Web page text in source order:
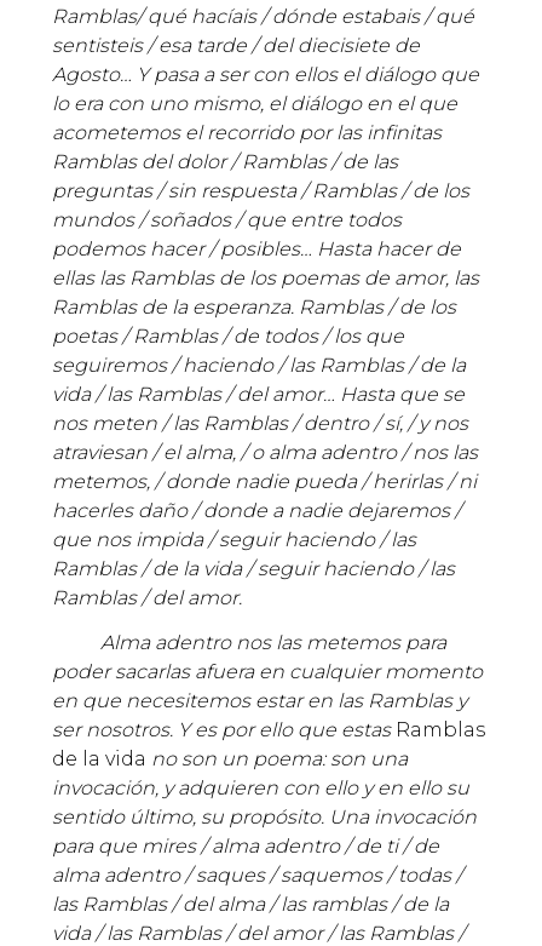
Ramblas/ qué hacíais / dónde estabais / qué
sentisteis / esa tarde / del diecisiete de
Agosto… Y pasa a ser con ellos el diálogo que
lo era con uno mismo, el diálogo en el que
acometemos el recorrido por las infinitas
Ramblas del dolor / Ramblas / de las
preguntas / sin respuesta / Ramblas / de los
mundos / soñados / que entre todos
podemos hacer / posibles… Hasta hacer de
ellas las Ramblas de los poemas de amor, las
Ramblas de la esperanza. Ramblas / de los
poetas / Ramblas / de todos / los que
seguiremos / haciendo / las Ramblas / de la
vida / las Ramblas / del amor… Hasta que se
nos meten / las Ramblas / dentro / sí, / y nos
atraviesan / el alma, / o alma adentro / nos las
metemos, / donde nadie pueda / herirlas / ni
hacerles daño / donde a nadie dejaremos /
que nos impida / seguir haciendo / las
Ramblas / de la vida / seguir haciendo / las
Ramblas / del amor.
Alma adentro nos las metemos para
poder sacarlas afuera en cualquier momento
en que necesitemos estar en las Ramblas y
ser nosotros. Y es por ello que estas Ramblas
de la vida no son un poema: son una
invocación, y adquieren con ello y en ello su
sentido último, su propósito. Una invocación
para que mires / alma adentro / de ti / de
alma adentro / saques / saquemos / todas /
las Ramblas / del alma / las ramblas / de la
vida / las Ramblas / del amor / las Ramblas /